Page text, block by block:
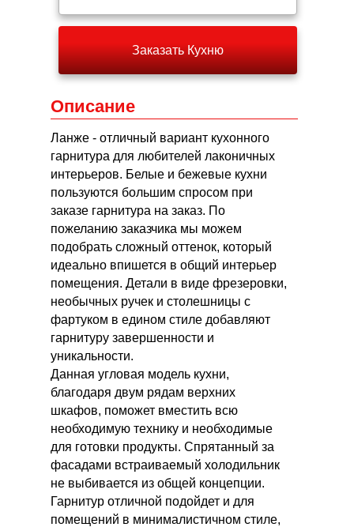
Заказать Кухню
Описание
Ланже - отличный вариант кухонного
гарнитура для любителей лаконичных
интерьеров. Белые и бежевые кухни
пользуются большим спросом при
заказе гарнитура на заказ. По
пожеланию заказчика мы можем
подобрать сложный оттенок, который
идеально впишется в общий интерьер
помещения. Детали в виде фрезеровки,
необычных ручек и столешницы с
фартуком в едином стиле добавляют
гарнитуру завершенности и
уникальности.
Данная угловая модель кухни,
благодаря двум рядам верхних
шкафов, поможет вместить всю
необходимую технику и необходимые
для готовки продукты. Спрятанный за
фасадами встраиваемый холодильник
не выбивается из общей концепции.
Гарнитур отличной подойдет и для
помещений в минималистичном стиле,